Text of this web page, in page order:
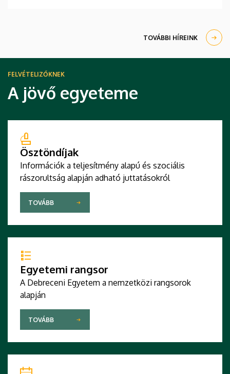
TOVÁBBI HÍREINK
FELVÉTELIZŐKNEK
A jövő egyeteme
Ösztöndíjak
Információk a teljesítmény alapú és szociális
rászorultság alapján adható juttatásokról
TOVÁBB
Egyetemi rangsor
A Debreceni Egyetem a nemzetközi rangsorok
alapján
TOVÁBB